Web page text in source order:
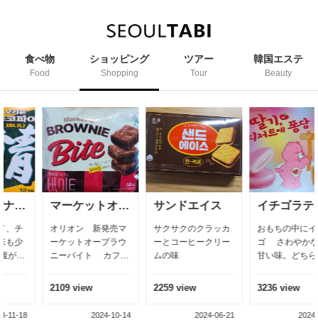
食べ物
Food
ショッピング
Shopping
ツアー
Tour
韓国エステ
Beauty
ー
21
イチゴラテ
おもちの中にイチ
ゴ さわやかな味、
甘い味。どちらか
性に大人気、子供に
3236 view
2024-04-21
クッキーアンクリーム
韓国お菓子専門会社
へデのクッキーアン
クリーム 柔らかいク
ト 柔らかい味、甘く
3338 view
2024-03-15
ミルク米菓子
米菓子 日本の観光
に人気ミルク味の
菓子
1835 view
2025-